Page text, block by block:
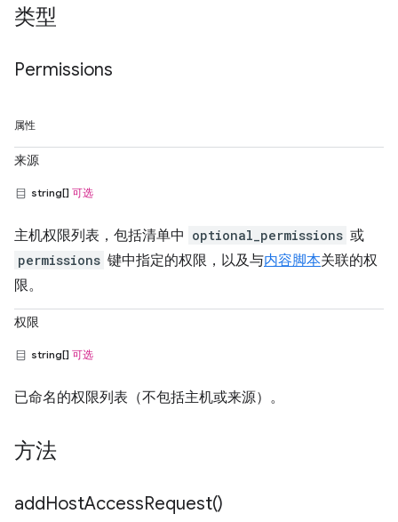
类型
Permissions
属性
来源
string[] 可选
主机权限列表，包括清单中 optional_permissions 或
permissions 键中指定的权限，以及与内容脚本关联的权
限。
权限
string[] 可选
已命名的权限列表（不包括主机或来源）。
方法
addHostAccessRequest()